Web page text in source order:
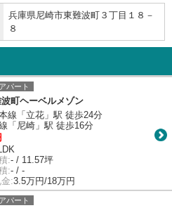
兵庫県尼崎市東難波町３丁目１８－
８
パート
町ヘーベルメゾン
線「立花」駅 徒歩24分
「尼崎」駅 徒歩16分
:- / 11.57坪
:- / -
:3.5万円/18万円
パート